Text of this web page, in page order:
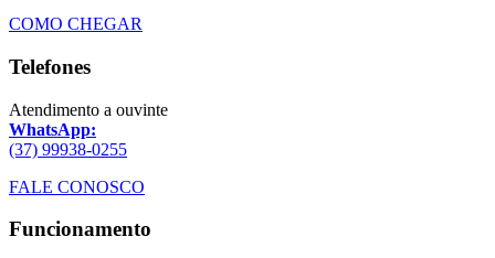
COMO CHEGAR
Telefones
Atendimento a ouvinte
WhatsApp:
(37) 99938-0255
FALE CONOSCO
Funcionamento